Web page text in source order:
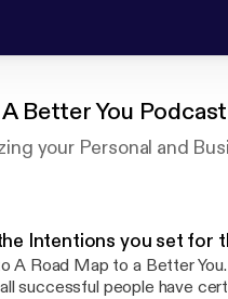
A Better You
your Personal and
Intentions you set for
A Road Map to a Better
successful people have